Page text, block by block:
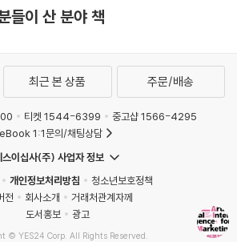
들이 산 분야 책
최근 본 상품 주문/배송
티켓 1544-6399
중고샵 1566-4295
eBook 1:1문의/채팅상담
스이십사(주) 사업자 정보
개인정보처리방침
청소년보호정책
전
회사소개
거래처관계자께
도서홍보
광고
© YES24 Corp. All Rights Reserved.